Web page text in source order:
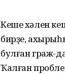
Кеше хәлен
бирҙе,
булған граж-
Ҡалған